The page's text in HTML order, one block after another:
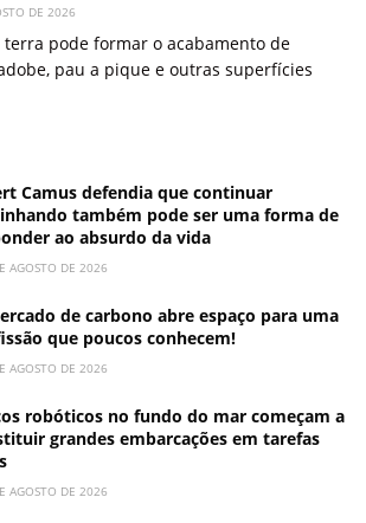
DE 2026
pode formar o acabamento de
pau a pique e outras superfícies
Camus defendia que continuar
também pode ser uma forma de
ao absurdo da vida
AGOSTO DE 2026
de carbono abre espaço para uma
que poucos conhecem!
AGOSTO DE 2026
robóticos no fundo do mar começam a
grandes embarcações em tarefas
AGOSTO DE 2026